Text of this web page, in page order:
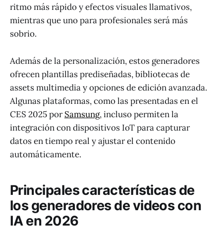
ritmo más rápido y efectos visuales llamativos,
mientras que uno para profesionales será más
sobrio.
Además de la personalización, estos generadores
ofrecen plantillas prediseñadas, bibliotecas de
assets multimedia y opciones de edición avanzada.
Algunas plataformas, como las presentadas en el
CES 2025 porSamsung, incluso permiten la
integración con dispositivos IoT para capturar
datos en tiempo real y ajustar el contenido
automáticamente.
Principales características de
los generadores de videos con
IA en 2026